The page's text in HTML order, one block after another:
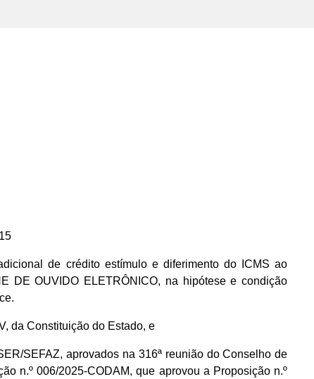
de crédito estímulo e diferimento do ICMS ao
DE OUVIDO ELETRÔNICO, na hipótese e condição
da Constituição do Estado, e
SEFAZ, aprovados na 316ª reunião do Conselho de
n.º 006/2025-CODAM, que aprovou a Proposição n.º